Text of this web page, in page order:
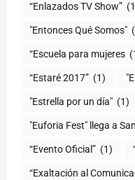
“Enlazados TV Show”
"Entonces Qué Somos"
“Escuela para mujeres
“Estaré 2017” (1)
"Estrella por un día" (1)
"Euforia Fest" llega a
“Evento Oficial” (1)
“Exaltación al